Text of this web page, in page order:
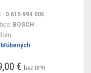
0 615 994 00E
BOSCH
€ bez DPH